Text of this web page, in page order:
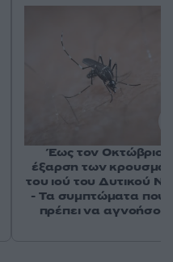
Έως τον Οκτώβριο
έξαρση των
του ιού του Δυτικού
- Τα συμπτώματα που
πρέπει να